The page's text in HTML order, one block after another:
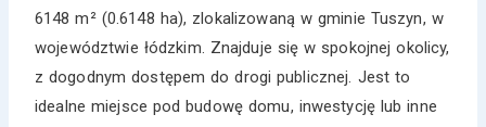
6148 m² (0.6148 ha), zlokalizowaną w gminie Tuszyn, w
województwie łódzkim. Znajduje się w spokojnej okolicy,
z dogodnym dostępem do drogi publicznej. Jest to
idealne miejsce pod budowę domu, inwestycję lub inne